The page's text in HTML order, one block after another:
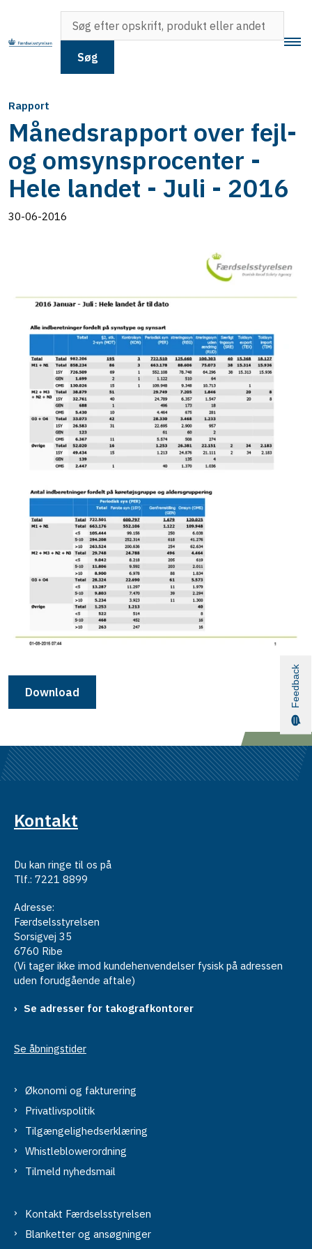
Søg
Rapport
Månedsrapport over fejl-
og omsynsprocenter -
Hele landet - Juli - 2016
30-06-2016
Download
Kontakt
Du kan ringe til os på
Tlf.: 7221 8899
Adresse:
Færdselsstyrelsen
Sorsigvej 35
6760 Ribe
(Vi tager ikke imod kundehenvendelser fysisk på adressen
uden forudgående aftale)
Se adresser for takografkontorer
Se åbningstider
Økonomi og fakturering
Privatlivspolitik
Tilgængelighedserklæring
Whistleblowerordning
Tilmeld nyhedsmail
Kontakt Færdselsstyrelsen
Blanketter og ansøgninger
Feedback